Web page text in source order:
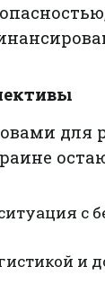
для
с
и